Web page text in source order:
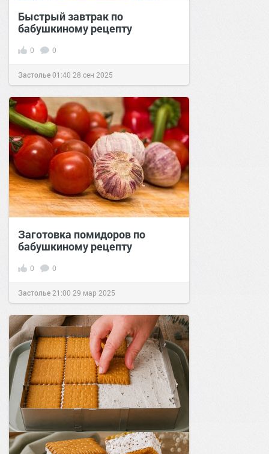
Быстрый завтрак по
бабушкиному рецепту
0 0
Застолье01:40 28 сен 2025
Заготовка помидоров по
бабушкиному рецепту
0 0
Застолье 21:00 29 мар 2025